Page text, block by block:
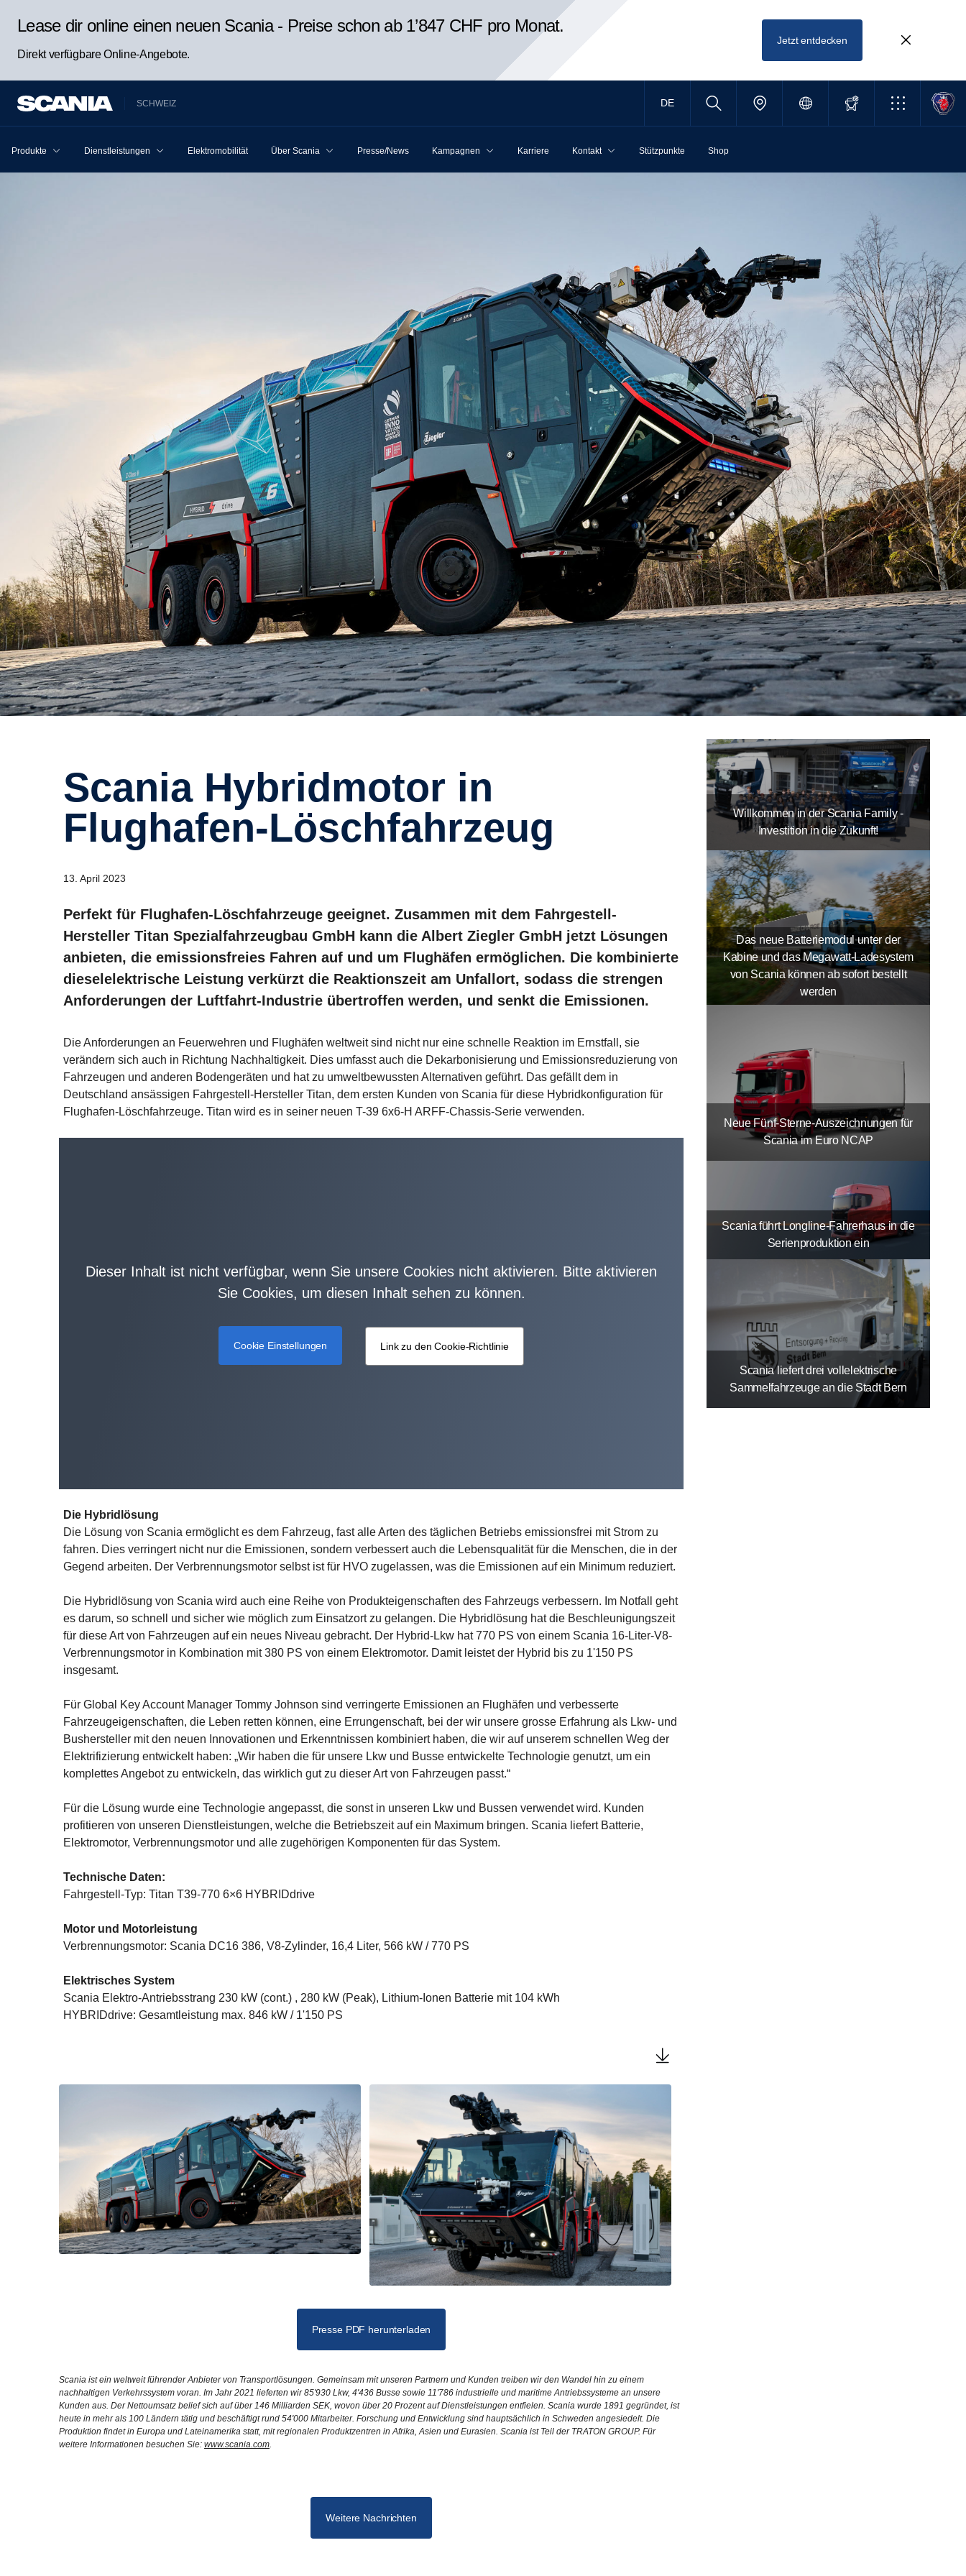
Lease dir online einen neuen Scania - Preise schon ab 1’847 CHF pro Monat.
Direkt verfügbare Online-Angebote.
Jetzt entdecken
SCHWEIZ DE
Produkte Dienstleistungen Elektromobilität Über Scania Presse/News Kampagnen Karriere Kontakt Stützpunkte Shop
Scania Hybridmotor in
Flughafen-Löschfahrzeug
13. April 2023
Perfekt für Flughafen-Löschfahrzeuge geeignet. Zusammen mit dem Fahrgestell-
Hersteller Titan Spezialfahrzeugbau GmbH kann die Albert Ziegler GmbH jetzt Lösungen
anbieten, die emissionsfreies Fahren auf und um Flughäfen ermöglichen. Die kombinierte
dieselelektrische Leistung verkürzt die Reaktionszeit am Unfallort, sodass die strengen
Anforderungen der Luftfahrt-Industrie übertroffen werden, und senkt die Emissionen.
Die Anforderungen an Feuerwehren und Flughäfen weltweit sind nicht nur eine schnelle Reaktion im Ernstfall, sie
verändern sich auch in Richtung Nachhaltigkeit. Dies umfasst auch die Dekarbonisierung und Emissionsreduzierung von
Fahrzeugen und anderen Bodengeräten und hat zu umweltbewussten Alternativen geführt. Das gefällt dem in
Deutschland ansässigen Fahrgestell-Hersteller Titan, dem ersten Kunden von Scania für diese Hybridkonfiguration für
Flughafen-Löschfahrzeuge. Titan wird es in seiner neuen T-39 6x6-H ARFF-Chassis-Serie verwenden.
Dieser Inhalt ist nicht verfügbar, wenn Sie unsere Cookies nicht aktivieren. Bitte aktivieren
Sie Cookies, um diesen Inhalt sehen zu können.
Cookie Einstellungen Link zu den Cookie-Richtlinie
Die Hybridlösung
Die Lösung von Scania ermöglicht es dem Fahrzeug, fast alle Arten des täglichen Betriebs emissionsfrei mit Strom zu
fahren. Dies verringert nicht nur die Emissionen, sondern verbessert auch die Lebensqualität für die Menschen, die in der
Gegend arbeiten. Der Verbrennungsmotor selbst ist für HVO zugelassen, was die Emissionen auf ein Minimum reduziert.
Die Hybridlösung von Scania wird auch eine Reihe von Produkteigenschaften des Fahrzeugs verbessern. Im Notfall geht
es darum, so schnell und sicher wie möglich zum Einsatzort zu gelangen. Die Hybridlösung hat die Beschleunigungszeit
für diese Art von Fahrzeugen auf ein neues Niveau gebracht. Der Hybrid-Lkw hat 770 PS von einem Scania 16-Liter-V8-
Verbrennungsmotor in Kombination mit 380 PS von einem Elektromotor. Damit leistet der Hybrid bis zu 1'150 PS
insgesamt.
Für Global Key Account Manager Tommy Johnson sind verringerte Emissionen an Flughäfen und verbesserte
Fahrzeugeigenschaften, die Leben retten können, eine Errungenschaft, bei der wir unsere grosse Erfahrung als Lkw- und
Bushersteller mit den neuen Innovationen und Erkenntnissen kombiniert haben, die wir auf unserem schnellen Weg der
Elektrifizierung entwickelt haben: „Wir haben die für unsere Lkw und Busse entwickelte Technologie genutzt, um ein
komplettes Angebot zu entwickeln, das wirklich gut zu dieser Art von Fahrzeugen passt.“
Für die Lösung wurde eine Technologie angepasst, die sonst in unseren Lkw und Bussen verwendet wird. Kunden
profitieren von unseren Dienstleistungen, welche die Betriebszeit auf ein Maximum bringen. Scania liefert Batterie,
Elektromotor, Verbrennungsmotor und alle zugehörigen Komponenten für das System.
Technische Daten:
Fahrgestell-Typ: Titan T39-770 6×6 HYBRIDdrive
Motor und Motorleistung
Verbrennungsmotor: Scania DC16 386, V8-Zylinder, 16,4 Liter, 566 kW / 770 PS
Elektrisches System
Scania Elektro-Antriebsstrang 230 kW (cont.) , 280 kW (Peak), Lithium-Ionen Batterie mit 104 kWh
HYBRIDdrive: Gesamtleistung max. 846 kW / 1'150 PS
Presse PDF herunterladen
Scania ist ein weltweit führender Anbieter von Transportlösungen. Gemeinsam mit unseren Partnern und Kunden treiben wir den Wandel hin zu einem
nachhaltigen Verkehrssystem voran. Im Jahr 2021 lieferten wir 85'930 Lkw, 4'436 Busse sowie 11'786 industrielle und maritime Antriebssysteme an unsere
Kunden aus. Der Nettoumsatz belief sich auf über 146 Milliarden SEK, wovon über 20 Prozent auf Dienstleistungen entfielen. Scania wurde 1891 gegründet, ist
heute in mehr als 100 Ländern tätig und beschäftigt rund 54'000 Mitarbeiter. Forschung und Entwicklung sind hauptsächlich in Schweden angesiedelt. Die
Produktion findet in Europa und Lateinamerika statt, mit regionalen Produktzentren in Afrika, Asien und Eurasien. Scania ist Teil der TRATON GROUP. Für
weitere Informationen besuchen Sie: www.scania.com.
Weitere Nachrichten
Willkommen in der Scania Family -
Investition in die Zukunft!
Das neue Batteriemodul unter der
Kabine und das Megawatt-Ladesystem
von Scania können ab sofort bestellt
werden
Neue Fünf-Sterne-Auszeichnungen für
Scania im Euro NCAP
Scania führt Longline-Fahrerhaus in die
Serienproduktion ein
Scania liefert drei vollelektrische
Sammelfahrzeuge an die Stadt Bern